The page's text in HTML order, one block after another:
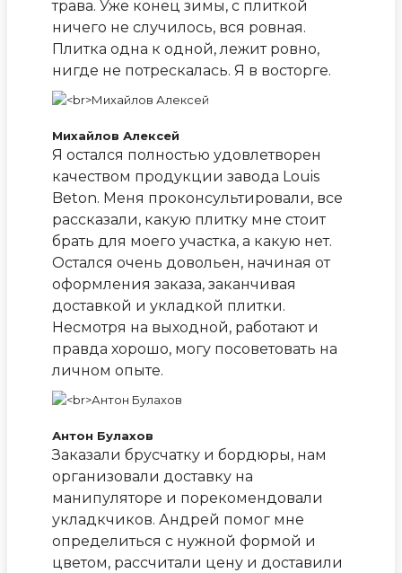
трава. Уже конец зимы, с плиткой
ничего не случилось, вся ровная.
Плитка одна к одной, лежит ровно,
нигде не потрескалась. Я в восторге.
Михайлов Алексей
Я остался полностью удовлетворен
качеством продукции завода Louis
Beton. Меня проконсультировали, все
рассказали, какую плитку мне стоит
брать для моего участка, а какую нет.
Остался очень довольен, начиная от
оформления заказа, заканчивая
доставкой и укладкой плитки.
Несмотря на выходной, работают и
правда хорошо, могу посоветовать на
личном опыте.
Антон Булахов
Заказали брусчатку и бордюры, нам
организовали доставку на
манипуляторе и порекомендовали
укладкчиков. Андрей помог мне
определиться с нужной формой и
цветом, рассчитали цену и доставили